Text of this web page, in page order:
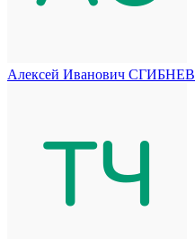
Алексей Иванович СГИБНЕВ